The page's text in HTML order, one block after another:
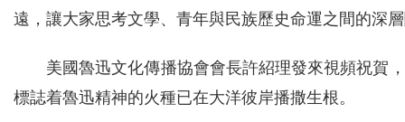
遠，讓大家思考文學、青年與民族歷史命運之間的深
美國魯迅文化傳播協會會長許紹理發來視頻祝賀
標誌着魯迅精神的火種已在大洋彼岸播撒生根。